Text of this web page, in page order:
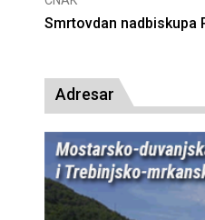
Čule
Adresar